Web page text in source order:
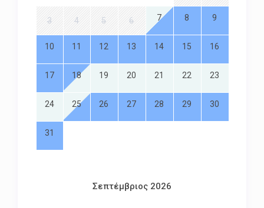
3 4 5 6 7 8 9
10 11 12 13 14 15 16
17 18 19 20 21 22 23
24 25 26 27 28 29 30
31
Σεπτέμβριος 2026